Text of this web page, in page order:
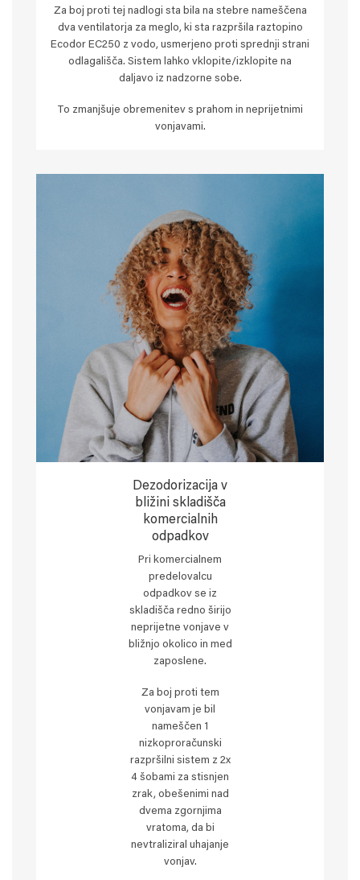
Za boj proti tej nadlogi sta bila na stebre nameščena
dva ventilatorja za meglo, ki sta razpršila raztopino
Ecodor EC250 z vodo, usmerjeno proti sprednji strani
odlagališča. Sistem lahko vklopite/izklopite na
daljavo iz nadzorne sobe.
To zmanjšuje obremenitev s prahom in neprijetnimi
vonjavami.
Dezodorizacija v
bližini skladišča
komercialnih
odpadkov
Pri komercialnem
predelovalcu
odpadkov se iz
skladišča redno širijo
neprijetne vonjave v
bližnjo okolico in med
zaposlene.
Za boj proti tem
vonjavam je bil
nameščen 1
nizkoproračunski
razpršilni sistem z 2x
4 šobami za stisnjen
zrak, obešenimi nad
dvema zgornjima
vratoma, da bi
nevtraliziral uhajanje
vonjav.